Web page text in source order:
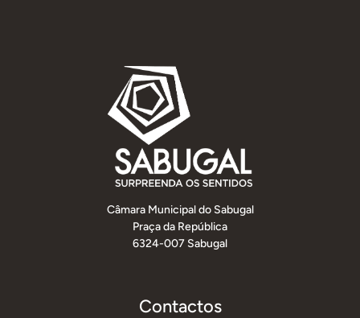
Câmara Municipal do Sabugal
Praça da República
6324-007 Sabugal
Contactos